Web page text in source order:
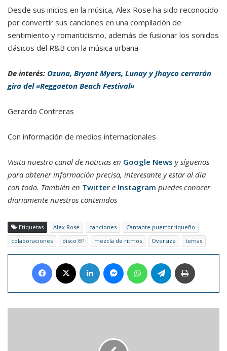
Desde sus inicios en la música, Alex Rose ha sido reconocido
por convertir sus canciones en una compilación de
sentimiento y romanticismo, además de fusionar los sonidos
clásicos del R&B con la música urbana.
De interés: Ozuna, Bryant Myers, Lunay y Jhayco cerrarán
gira del «Reggaeton Beach Festival»
Gerardo Contreras
Con información de medios internacionales
Visita nuestro canal de noticias en Google News y síguenos
para obtener información precisa, interesante y estar al día
con todo. También en Twitter e Instagram puedes conocer
diariamente nuestros contenidos
Etiquetas Alex Rose canciones
Cantante puertorriqueño
colaboraciones
disco EP mezcla de ritmos Oversize temas
Facebook LinkedIn MessengerWhatsAppTelegram